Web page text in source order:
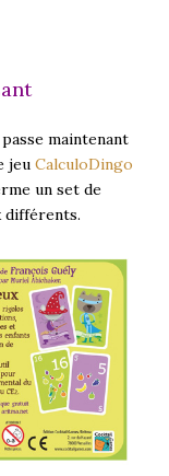
maintenant
jeu CalculoDingo
un set de
différents.